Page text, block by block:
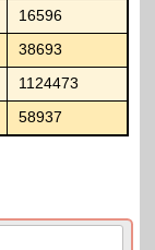
16596
38693
1124473
58937